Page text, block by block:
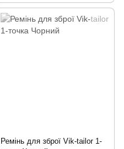
Ремінь для зброї Vik-tailor 1-